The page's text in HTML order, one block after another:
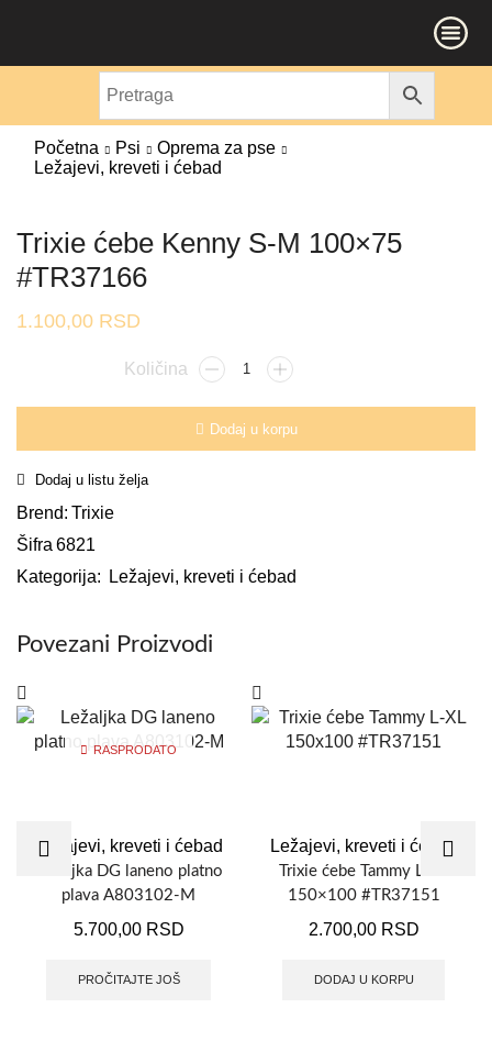
Početna Psi
Oprema za pse
Ležajevi, kreveti i ćebad
Trixie ćebe Kenny S-M 100×75
#TR37166
1.100,00 RSD
Dodaj u korpu
Dodaj u listu želja
Brend: Trixie
Šifra 6821
Kategorija:
Ležajevi, kreveti i ćebad
Povezani Proizvodi
RASPRODATO
Ležajevi, kreveti i ćebad
Ležaljka DG laneno platno
plava A803102-M
5.700,00 RSD
PROČITAJTE JOŠ
Ležajevi, kreveti i ćebad
Trixie ćebe Tammy L-XL
150×100 #TR37151
2.700,00 RSD
DODAJ U KORPU